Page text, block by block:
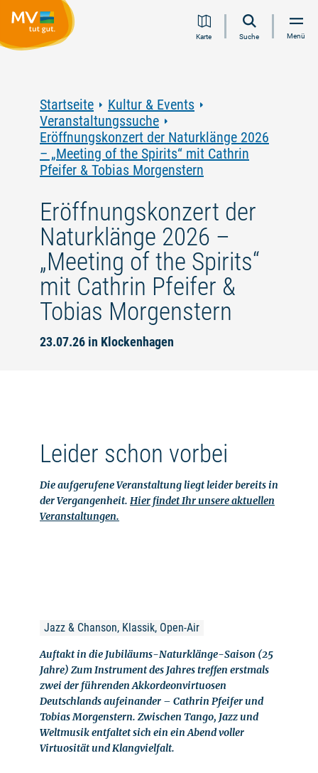
Inhalt
Navigation
Volltextsuche
FooterKarte Suche Menü
Startseite
Kultur & Events
Veranstaltungssuche
Eröffnungskonzert der Naturklänge 2026
– „Meeting of the Spirits“ mit Cathrin
Pfeifer & Tobias Morgenstern
Eröffnungskonzert der
Naturklänge 2026 –
„Meeting of the Spirits“
mit Cathrin Pfeifer &
Tobias Morgenstern
23.07.26 in Klockenhagen
Leider schon vorbei
Die aufgerufene Veranstaltung liegt leider bereits in
der Vergangenheit. Hier findet Ihr unsere aktuellen
Veranstaltungen.
Jazz & Chanson, Klassik, Open-Air
Auftakt in die Jubiläums-Naturklänge-Saison (25
Jahre) Zum Instrument des Jahres treffen erstmals
zwei der führenden Akkordeonvirtuosen
Deutschlands aufeinander – Cathrin Pfeifer und
Tobias Morgenstern. Zwischen Tango, Jazz und
Weltmusik entfaltet sich ein ein Abend voller
Virtuosität und Klangvielfalt.